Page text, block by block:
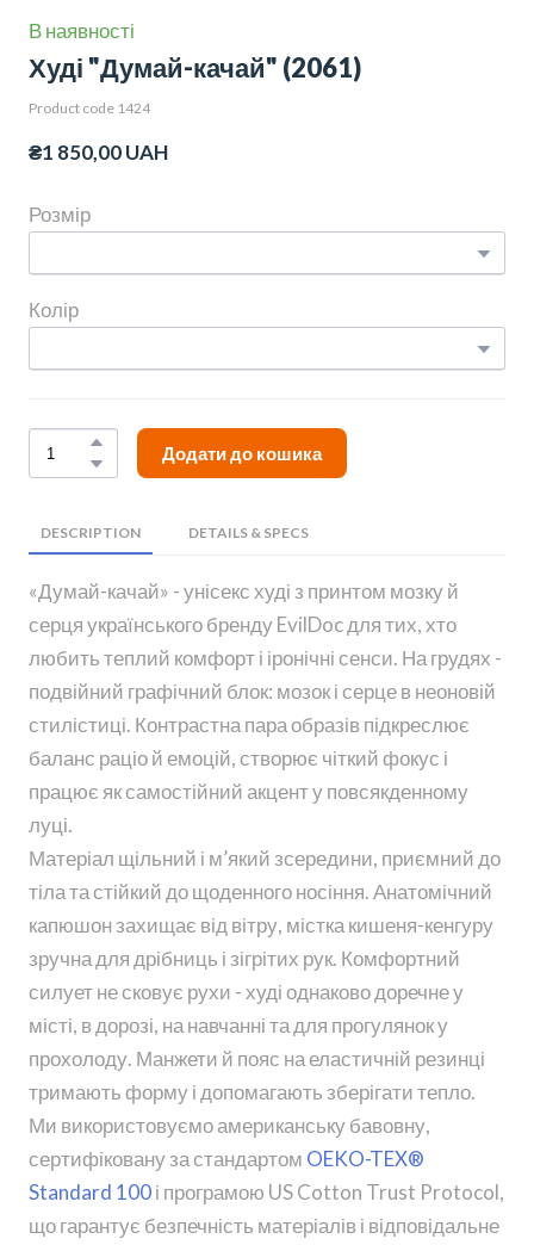
В наявності
Худі "Думай-качай" (2061)
Product code 1424
₴1 850,00 UAH
Розмір
Колір
Додати до кошика
DESCRIPTION DETAILS & SPECS
«Думай-качай» - унісекс худі з принтом мозку й
серця українського бренду EvilDoc для тих, хто
любить теплий комфорт і іронічні сенси. На грудях -
подвійний графічний блок: мозок і серце в неоновій
стилістиці. Контрастна пара образів підкреслює
баланс раціо й емоцій, створює чіткий фокус і
працює як самостійний акцент у повсякденному
луці.
Матеріал щільний і м’який зсередини, приємний до
тіла та стійкий до щоденного носіння. Анатомічний
капюшон захищає від вітру, містка кишеня-кенгуру
зручна для дрібниць і зігрітих рук. Комфортний
силует не сковує рухи - худі однаково доречне у
місті, в дорозі, на навчанні та для прогулянок у
прохолоду. Манжети й пояс на еластичній резинці
тримають форму і допомагають зберігати тепло.
Ми використовуємо американську бавовну,
сертифіковану за стандартом OEKO-TEX®
Standard 100і програмою US Cotton Trust Protocol,
що гарантує безпечність матеріалів і відповідальне